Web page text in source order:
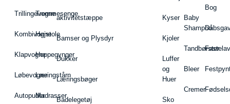
Trillingevogne
Kombivogne
Klapvogne
Løbevogne
Autopuder
Tremmesenge
Højstole
Hoppegynger
Læringstårn
Madrasser
aktivitetstæppe
Bamser og Plysdyr
Dukker
Læringsbøger
Badelegetøj
Kyser
Kjoler
Luffer
og
Huer
Sko
Baby
Shampoo
Tandbørster
Bleer
Cremer
Bog